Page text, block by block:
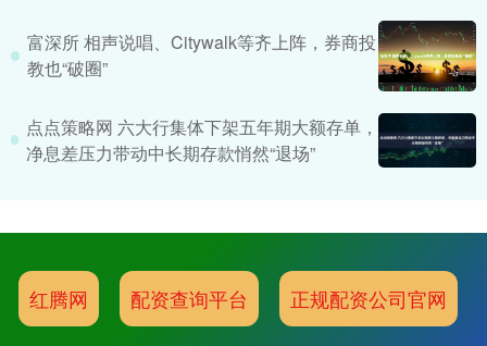
富深所 相声说唱、Citywalk等齐上阵，券商投
教也“破圈”
点点策略网 六大行集体下架五年期大额存单，
净息差压力带动中长期存款悄然“退场”
红腾网 配资查询平台 正规配资公司官网